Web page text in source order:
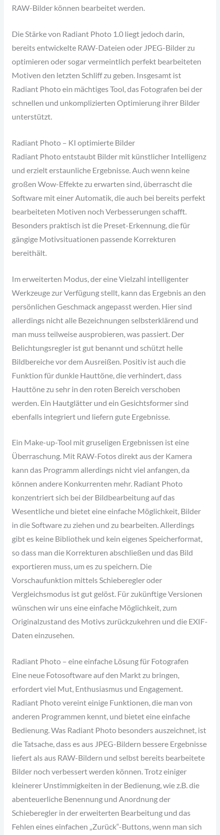
RAW-Bilder können bearbeitet werden.
Die Stärke von Radiant Photo 1.0 liegt jedoch darin,
bereits entwickelte RAW-Dateien oder JPEG-Bilder zu
optimieren oder sogar vermeintlich perfekt bearbeiteten
Motiven den letzten Schliff zu geben. Insgesamt ist
Radiant Photo ein mächtiges Tool, das Fotografen bei der
schnellen und unkomplizierten Optimierung ihrer Bilder
unterstützt.
Radiant Photo – KI optimierte Bilder
Radiant Photo entstaubt Bilder mit künstlicher Intelligenz
und erzielt erstaunliche Ergebnisse. Auch wenn keine
großen Wow-Effekte zu erwarten sind, überrascht die
Software mit einer Automatik, die auch bei bereits perfekt
bearbeiteten Motiven noch Verbesserungen schafft.
Besonders praktisch ist die Preset-Erkennung, die für
gängige Motivsituationen passende Korrekturen
bereithält.
Im erweiterten Modus, der eine Vielzahl intelligenter
Werkzeuge zur Verfügung stellt, kann das Ergebnis an den
persönlichen Geschmack angepasst werden. Hier sind
allerdings nicht alle Bezeichnungen selbsterklärend und
man muss teilweise ausprobieren, was passiert. Der
Belichtungsregler ist gut benannt und schützt helle
Bildbereiche vor dem Ausreißen. Positiv ist auch die
Funktion für dunkle Hauttöne, die verhindert, dass
Hauttöne zu sehr in den roten Bereich verschoben
werden. Ein Hautglätter und ein Gesichtsformer sind
ebenfalls integriert und liefern gute Ergebnisse.
Ein Make-up-Tool mit gruseligen Ergebnissen ist eine
Überraschung. Mit RAW-Fotos direkt aus der Kamera
kann das Programm allerdings nicht viel anfangen, da
können andere Konkurrenten mehr. Radiant Photo
konzentriert sich bei der Bildbearbeitung auf das
Wesentliche und bietet eine einfache Möglichkeit, Bilder
in die Software zu ziehen und zu bearbeiten. Allerdings
gibt es keine Bibliothek und kein eigenes Speicherformat,
so dass man die Korrekturen abschließen und das Bild
exportieren muss, um es zu speichern. Die
Vorschaufunktion mittels Schieberegler oder
Vergleichsmodus ist gut gelöst. Für zukünftige Versionen
wünschen wir uns eine einfache Möglichkeit, zum
Originalzustand des Motivs zurückzukehren und die EXIF-
Daten einzusehen.
Radiant Photo – eine einfache Lösung für Fotografen
Eine neue Fotosoftware auf den Markt zu bringen,
erfordert viel Mut, Enthusiasmus und Engagement.
Radiant Photo vereint einige Funktionen, die man von
anderen Programmen kennt, und bietet eine einfache
Bedienung. Was Radiant Photo besonders auszeichnet, ist
die Tatsache, dass es aus JPEG-Bildern bessere Ergebnisse
liefert als aus RAW-Bildern und selbst bereits bearbeitete
Bilder noch verbessert werden können. Trotz einiger
kleinerer Unstimmigkeiten in der Bedienung, wie z.B. die
abenteuerliche Benennung und Anordnung der
Schieberegler in der erweiterten Bearbeitung und das
Fehlen eines einfachen „Zurück“-Buttons, wenn man sich